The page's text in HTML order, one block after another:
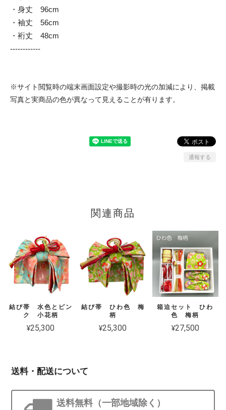
・身丈 96cm
・袖丈 56cm
・裄丈 48cm
------------
※サイト閲覧時の端末画面設定や撮影時の光の加減により、掲載
写真と実商品の色が異なって見えることが有ります。
通報する
関連商品
結び帯 水色とピン
ク 小花柄
¥25,300
結び帯 ひわ色 梅
柄
¥25,300
箱迫セット ひわ
色 梅柄
¥27,500
送料・配送について
送料無料（一部地域除く）